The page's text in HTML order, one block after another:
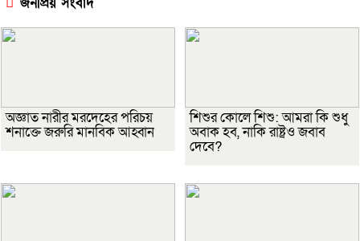
অজ্ঞাত নারীর মরদেহের পরিচয়
শনাক্তে জরুরি মানবিক আহ্বান
শিশুর কোলে শিশু: আমরা কি শুধু
অবাক হব, নাকি রাষ্ট্রও জবাব
দেবে?